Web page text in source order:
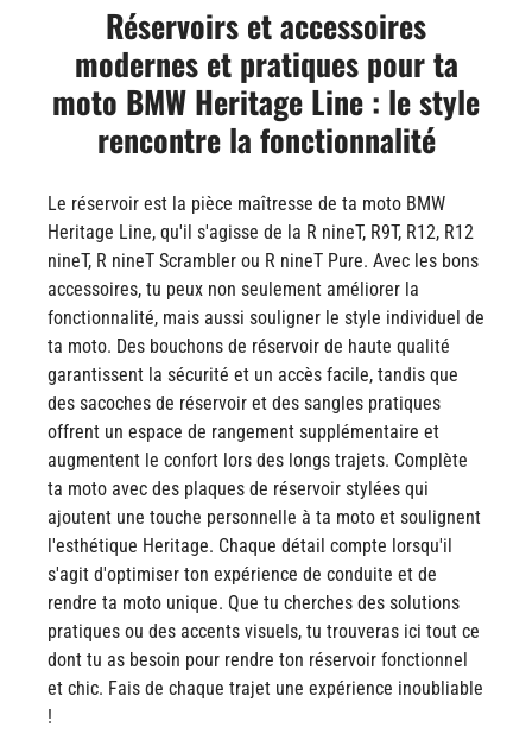
Réservoirs et accessoires
modernes et pratiques pour ta
moto BMW Heritage Line : le style
rencontre la fonctionnalité
Le réservoir est la pièce maîtresse de ta moto BMW
Heritage Line, qu'il s'agisse de la R nineT, R9T, R12, R12
nineT, R nineT Scrambler ou R nineT Pure. Avec les bons
accessoires, tu peux non seulement améliorer la
fonctionnalité, mais aussi souligner le style individuel de
ta moto. Des bouchons de réservoir de haute qualité
garantissent la sécurité et un accès facile, tandis que
des sacoches de réservoir et des sangles pratiques
offrent un espace de rangement supplémentaire et
augmentent le confort lors des longs trajets. Complète
ta moto avec des plaques de réservoir stylées qui
ajoutent une touche personnelle à ta moto et soulignent
l'esthétique Heritage. Chaque détail compte lorsqu'il
s'agit d'optimiser ton expérience de conduite et de
rendre ta moto unique. Que tu cherches des solutions
pratiques ou des accents visuels, tu trouveras ici tout ce
dont tu as besoin pour rendre ton réservoir fonctionnel
et chic. Fais de chaque trajet une expérience inoubliable
!